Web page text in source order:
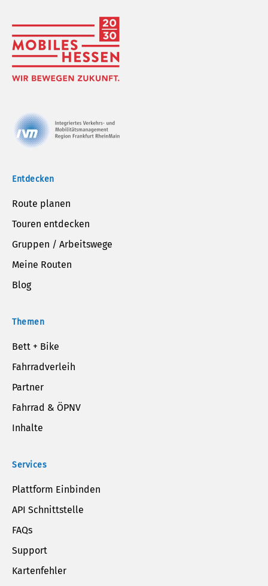
Entdecken
Route planen
Touren entdecken
Gruppen / Arbeitswege
Meine Routen
Blog
Themen
Bett + Bike
Fahrradverleih
Partner
Fahrrad & ÖPNV
Inhalte
Services
Plattform Einbinden
API Schnittstelle
FAQs
Support
Kartenfehler